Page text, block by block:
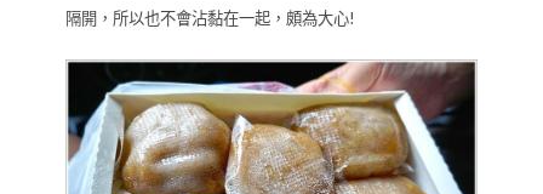
隔開，所以也不會沾黏在一起，頗為大心!